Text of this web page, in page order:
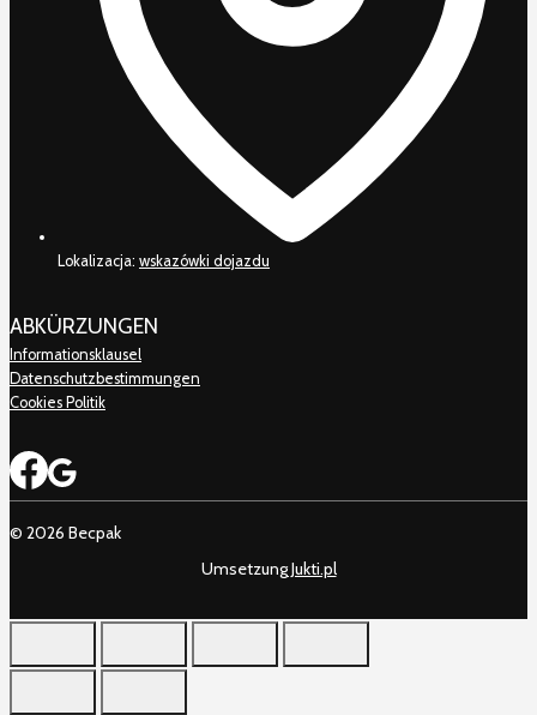
Lokalizacja: wskazówki dojazdu
ABKÜRZUNGEN
Informationsklausel
Datenschutzbestimmungen
Cookies Politik
© 2026 Becpak
UmsetzungJukti.pl